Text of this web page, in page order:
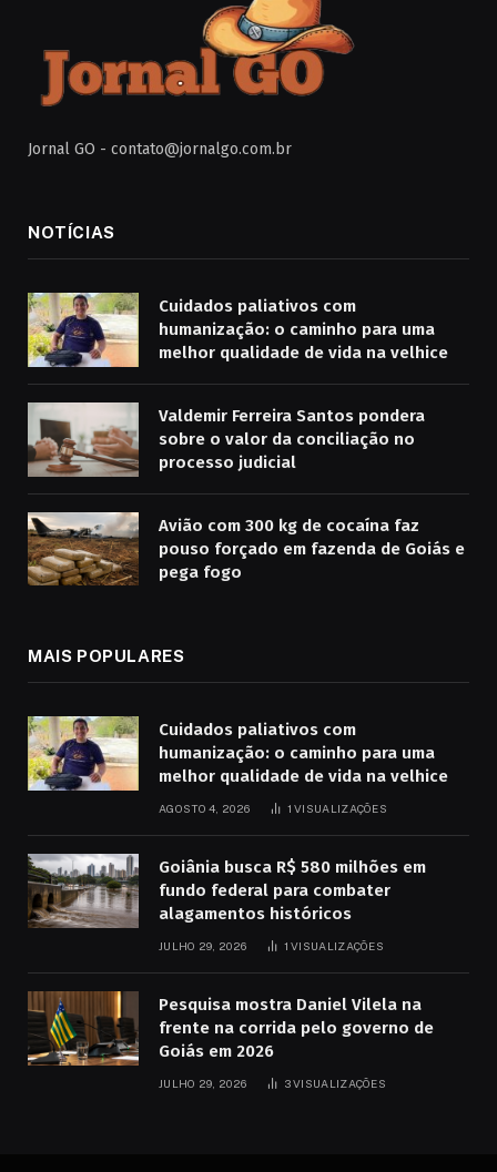
Jornal GO - contato@jornalgo.com.br
NOTÍCIAS
Cuidados paliativos com
humanização: o caminho para uma
melhor qualidade de vida na velhice
Valdemir Ferreira Santos pondera
sobre o valor da conciliação no
processo judicial
Avião com 300 kg de cocaína faz
pouso forçado em fazenda de Goiás e
pega fogo
MAIS POPULARES
Cuidados paliativos com
humanização: o caminho para uma
melhor qualidade de vida na velhice
AGOSTO 4, 2026 1VISUALIZAÇÕES
Goiânia busca R$ 580 milhões em
fundo federal para combater
alagamentos históricos
JULHO 29, 2026 1VISUALIZAÇÕES
Pesquisa mostra Daniel Vilela na
frente na corrida pelo governo de
Goiás em 2026
JULHO 29, 2026 3VISUALIZAÇÕES